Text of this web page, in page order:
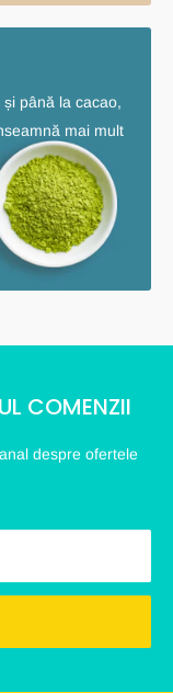
până la cacao,
mai mult
COMENZII
despre ofertele